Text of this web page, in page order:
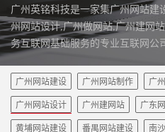
广州英铭科技是一家集广州网站建
州网站设计,广州做网站,广州建网
务互联网基础服务的专业互联网公
广州网站建设 广州网站制作 广
广州网站设计 广州建网站 广东
黄埔网站建设 番禺网站建设 南